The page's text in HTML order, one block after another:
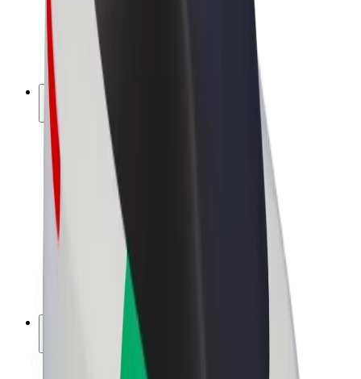
Bolt for Business
El-sykler
Bolt Pluss
Tjen med Bolt
Sjåfører
Sjåførinntekter
Leveringsbud
Inntekter for leveringsbud
Bolt Food-partnere
Franchiser